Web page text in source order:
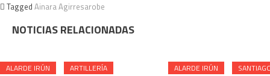
Tagged Ainara Agirresarobe
NOTICIAS RELACIONADAS
ALARDE IRÚN ARTILLERÍA ALARDE IRÚN